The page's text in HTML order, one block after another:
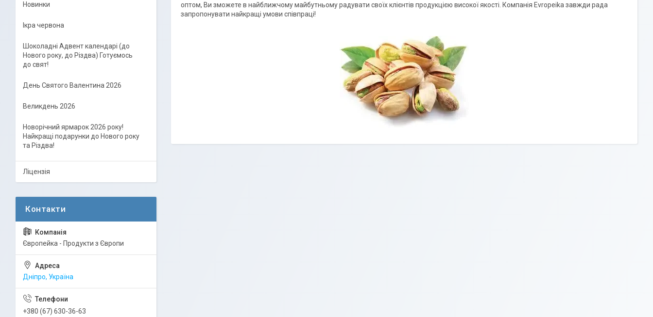
оптом, Ви зможете в найближчому майбутньому радувати своїх клієнтів продукцією високої якості. Компанія Evropeika завжди рада
запропонувати найкращі умови співпраці!
Новинки
Ікра червона
Шоколадні Адвент календарі (до
Нового року, до Різдва) Готуємось
до свят!
День Святого Валентина 2026
Великдень 2026
Новорічний ярмарок 2026 року!
Найкращі подарунки до Нового року
та Різдва!
Ліцензія
Європейка - Продукти з Європи
Дніпро, Україна
+380 (67) 630-36-63